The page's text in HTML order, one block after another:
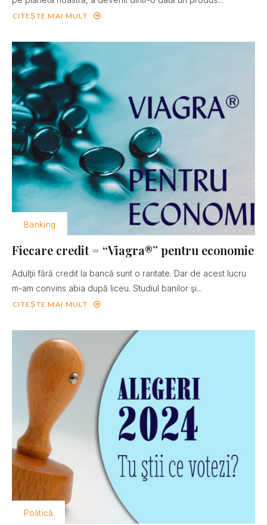
CITEȘTE MAI MULT
Banking
Fiecare credit = “Viagra®” pentru economie
Adulţii fără credit la bancă sunt o raritate. Dar de acest lucru
m-am convins abia după liceu. Studiul banilor şi...
CITEȘTE MAI MULT
Politică